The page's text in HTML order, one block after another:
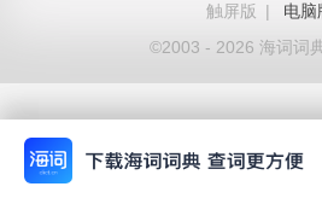
触屏版
|
电脑
©2003 - 2026 海词词